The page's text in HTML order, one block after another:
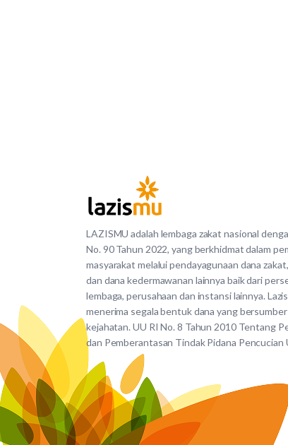
LAZISMU adalah lembaga zakat nasional
No. 90 Tahun 2022, yang berkhidmat dalam
masyarakat melalui pendayagunaan dana
dan dana kedermawanan lainnya baik dari
lembaga, perusahaan dan instansi lainnya.
menerima segala bentuk dana yang
kejahatan. UU RI No. 8 Tahun 2010 Tentang
dan Pemberantasan Tindak Pidana Pencucian